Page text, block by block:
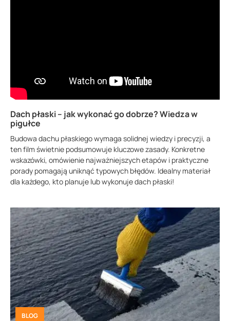
Dach płaski – jak wykonać go dobrze? Wiedza w
pigułce
Budowa dachu płaskiego wymaga solidnej wiedzy i precyzji, a
ten film świetnie podsumowuje kluczowe zasady. Konkretne
wskazówki, omówienie najważniejszych etapów i praktyczne
porady pomagają uniknąć typowych błędów. Idealny materiał
dla każdego, kto planuje lub wykonuje dach płaski!
BLOG